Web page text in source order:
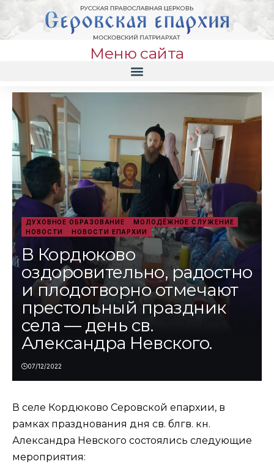
Меню сайта
ДУХОВНОЕ ОБРАЗОВАНИЕ
МОЛОДЁЖНОЕ СЛУЖЕНИЕ
НОВОСТИ
НОВОСТИ ЕПАРХИИ
В Кордюково
оздоровительно, радостно
и плодотворно отмечают
престольный праздник
села — день св.
Александра Невского.
07/12/2022
В селе Кордюково Серовской епархии, в
рамках празднования дня св. блгв. кн.
Александра Невского состоялись следующие
мероприятия: